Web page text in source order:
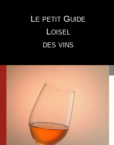
Le petit Guide
Loisel
des vins